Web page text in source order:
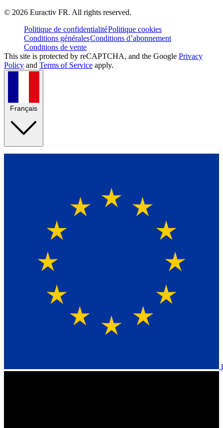
© 2026 Euractiv FR. All rights reserved.
Politique de confidentialitéPolitique cookies
Conditions généralesConditions d’abonnement
Conditions de vente
This site is protected by reCAPTCHA, and the Google Privacy
Policy and Terms of Service apply.
Français